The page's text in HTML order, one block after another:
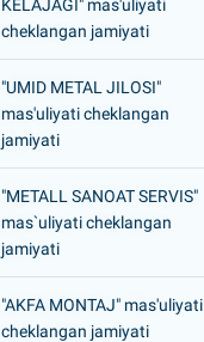
KELAJAGI" mas'uliyati
cheklangan jamiyati
"UMID METAL JILOSI"
mas'uliyati cheklangan
jamiyati
"METALL SANOAT SERVIS"
mas`uliyati cheklangan
jamiyati
"AKFA MONTAJ" mas'uliyati
cheklangan jamiyati